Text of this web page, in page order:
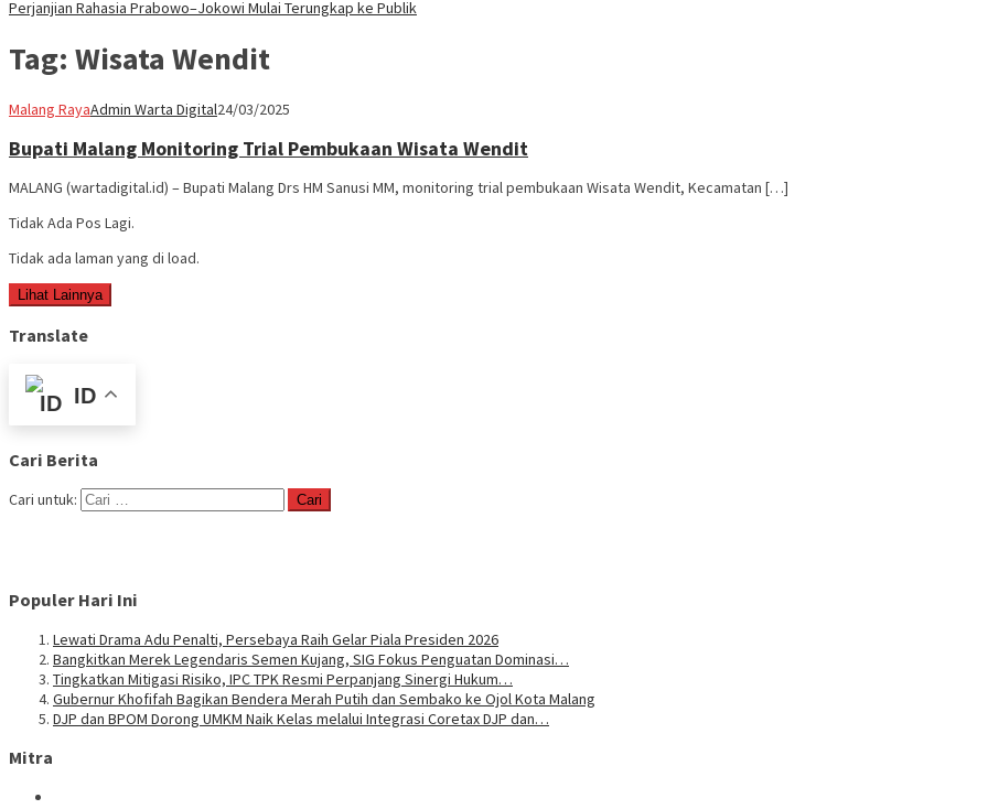
Perjanjian Rahasia Prabowo–Jokowi Mulai Terungkap ke Publik
Tag: Wisata Wendit
Malang RayaAdmin Warta Digital24/03/2025
Bupati Malang Monitoring Trial Pembukaan Wisata Wendit
MALANG (wartadigital.id) – Bupati Malang Drs HM Sanusi MM, monitoring trial pembukaan Wisata Wendit, Kecamatan […]
Tidak Ada Pos Lagi.
Tidak ada laman yang di load.
Lihat Lainnya
Translate
ID
Cari Berita
Cari untuk:
Populer Hari Ini
Lewati Drama Adu Penalti, Persebaya Raih Gelar Piala Presiden 2026
Bangkitkan Merek Legendaris Semen Kujang, SIG Fokus Penguatan Dominasi…
Tingkatkan Mitigasi Risiko, IPC TPK Resmi Perpanjang Sinergi Hukum…
Gubernur Khofifah Bagikan Bendera Merah Putih dan Sembako ke Ojol Kota Malang
DJP dan BPOM Dorong UMKM Naik Kelas melalui Integrasi Coretax DJP dan…
Mitra